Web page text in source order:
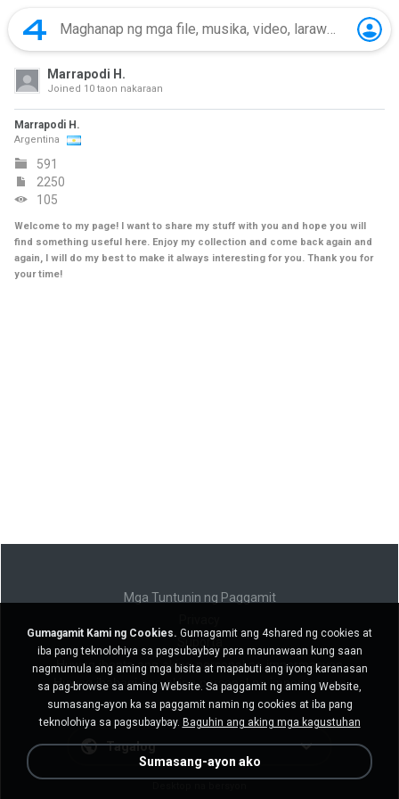
Marrapodi H.
Joined 10 taon nakaraan
Marrapodi H.
Argentina
591
2250
105
Welcome to my page! I want to share my stuff with you and hope you will
find something useful here. Enjoy my collection and come back again and
again, I will do my best to make it always interesting for you. Thank you for
your time!
Mga Tuntunin ng Paggamit
Suporta
Huwag ibenta ang aking personal na impormasyon
Huwag ibahagi ang aking personal na impormasyon
Tagalog
Gumagamit Kami ng Cookies. Gumagamit ang 4shared ng cookies at
iba pang teknolohiya sa pagsubaybay para maunawaan kung saan
nagmumula ang aming mga bisita at mapabuti ang iyong karanasan
sa pag-browse sa aming Website. Sa paggamit ng aming Website,
sumasang-ayon ka sa paggamit namin ng cookies at iba pang
teknolohiya sa pagsubaybay. Baguhin ang aking mga kagustuhan
Sumasang-ayon ako